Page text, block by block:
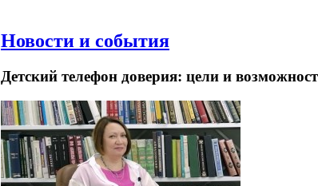
Новости и события
Детский телефон доверия: цели и